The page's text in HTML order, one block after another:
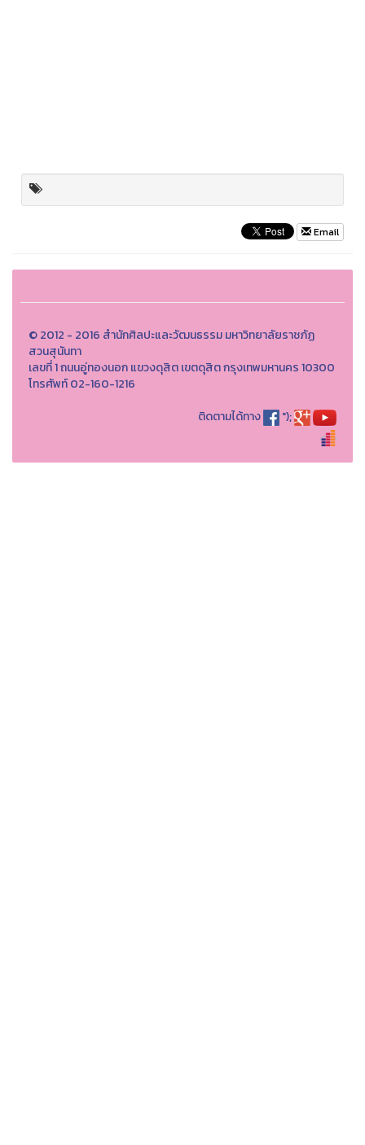
Email
© 2012 - 2016 สำนักศิลปะและวัฒนธรรม มหาวิทยาลัยราชภัฏ
สวนสุนันทา
เลขที่ 1 ถนนอู่ทองนอก แขวงดุสิต เขตดุสิต กรุงเทพมหานคร 10300
โทรศัพท์ 02-160-1216
ติดตามได้ทาง
");